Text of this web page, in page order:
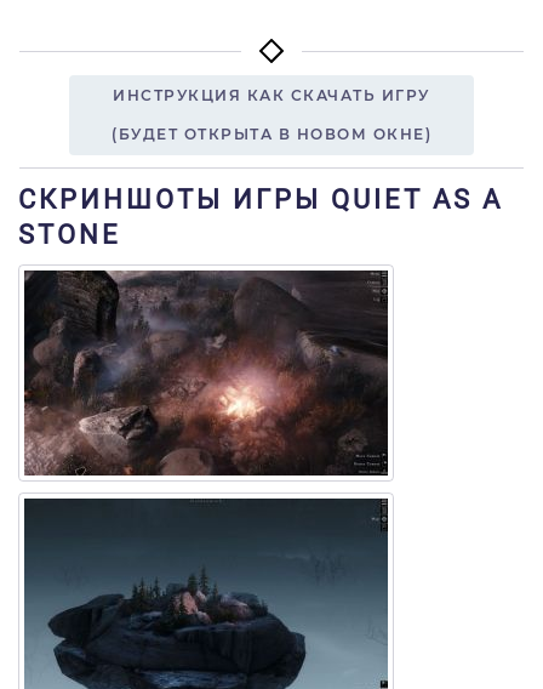
ИНСТРУКЦИЯ КАК СКАЧАТЬ ИГРУ
(БУДЕТ ОТКРЫТА В НОВОМ ОКНЕ)
СКРИНШОТЫ ИГРЫ QUIET AS A
STONE